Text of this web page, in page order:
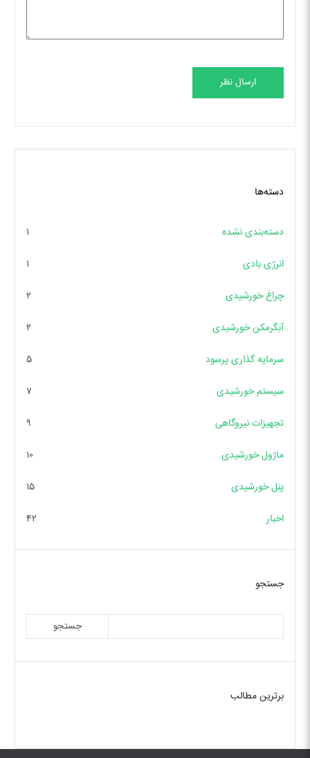
ارسال نظر
دسته‌ها
دسته‌بندی نشده ۱
انرژی بادی ۱
چراغ خورشیدی ۲
آبگرمکن خورشیدی ۲
سرمایه گذاری پرسود ۵
سیستم خورشیدی ۷
تجهیزات نیروگاهی ۹
ماژول خورشیدی ۱۰
پنل خورشیدی ۱۵
اخبار ۴۲
جستجو
جستجو
برترین مطالب